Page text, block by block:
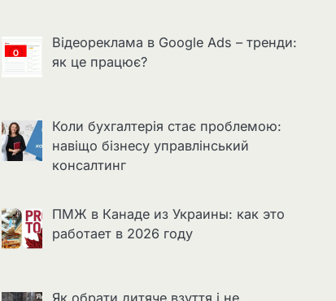
Відеореклама в Google Ads – тренди:
як це працює?
Коли бухгалтерія стає проблемою:
навіщо бізнесу управлінський
консалтинг
ПМЖ в Канаде из Украины: как это
работает в 2026 году